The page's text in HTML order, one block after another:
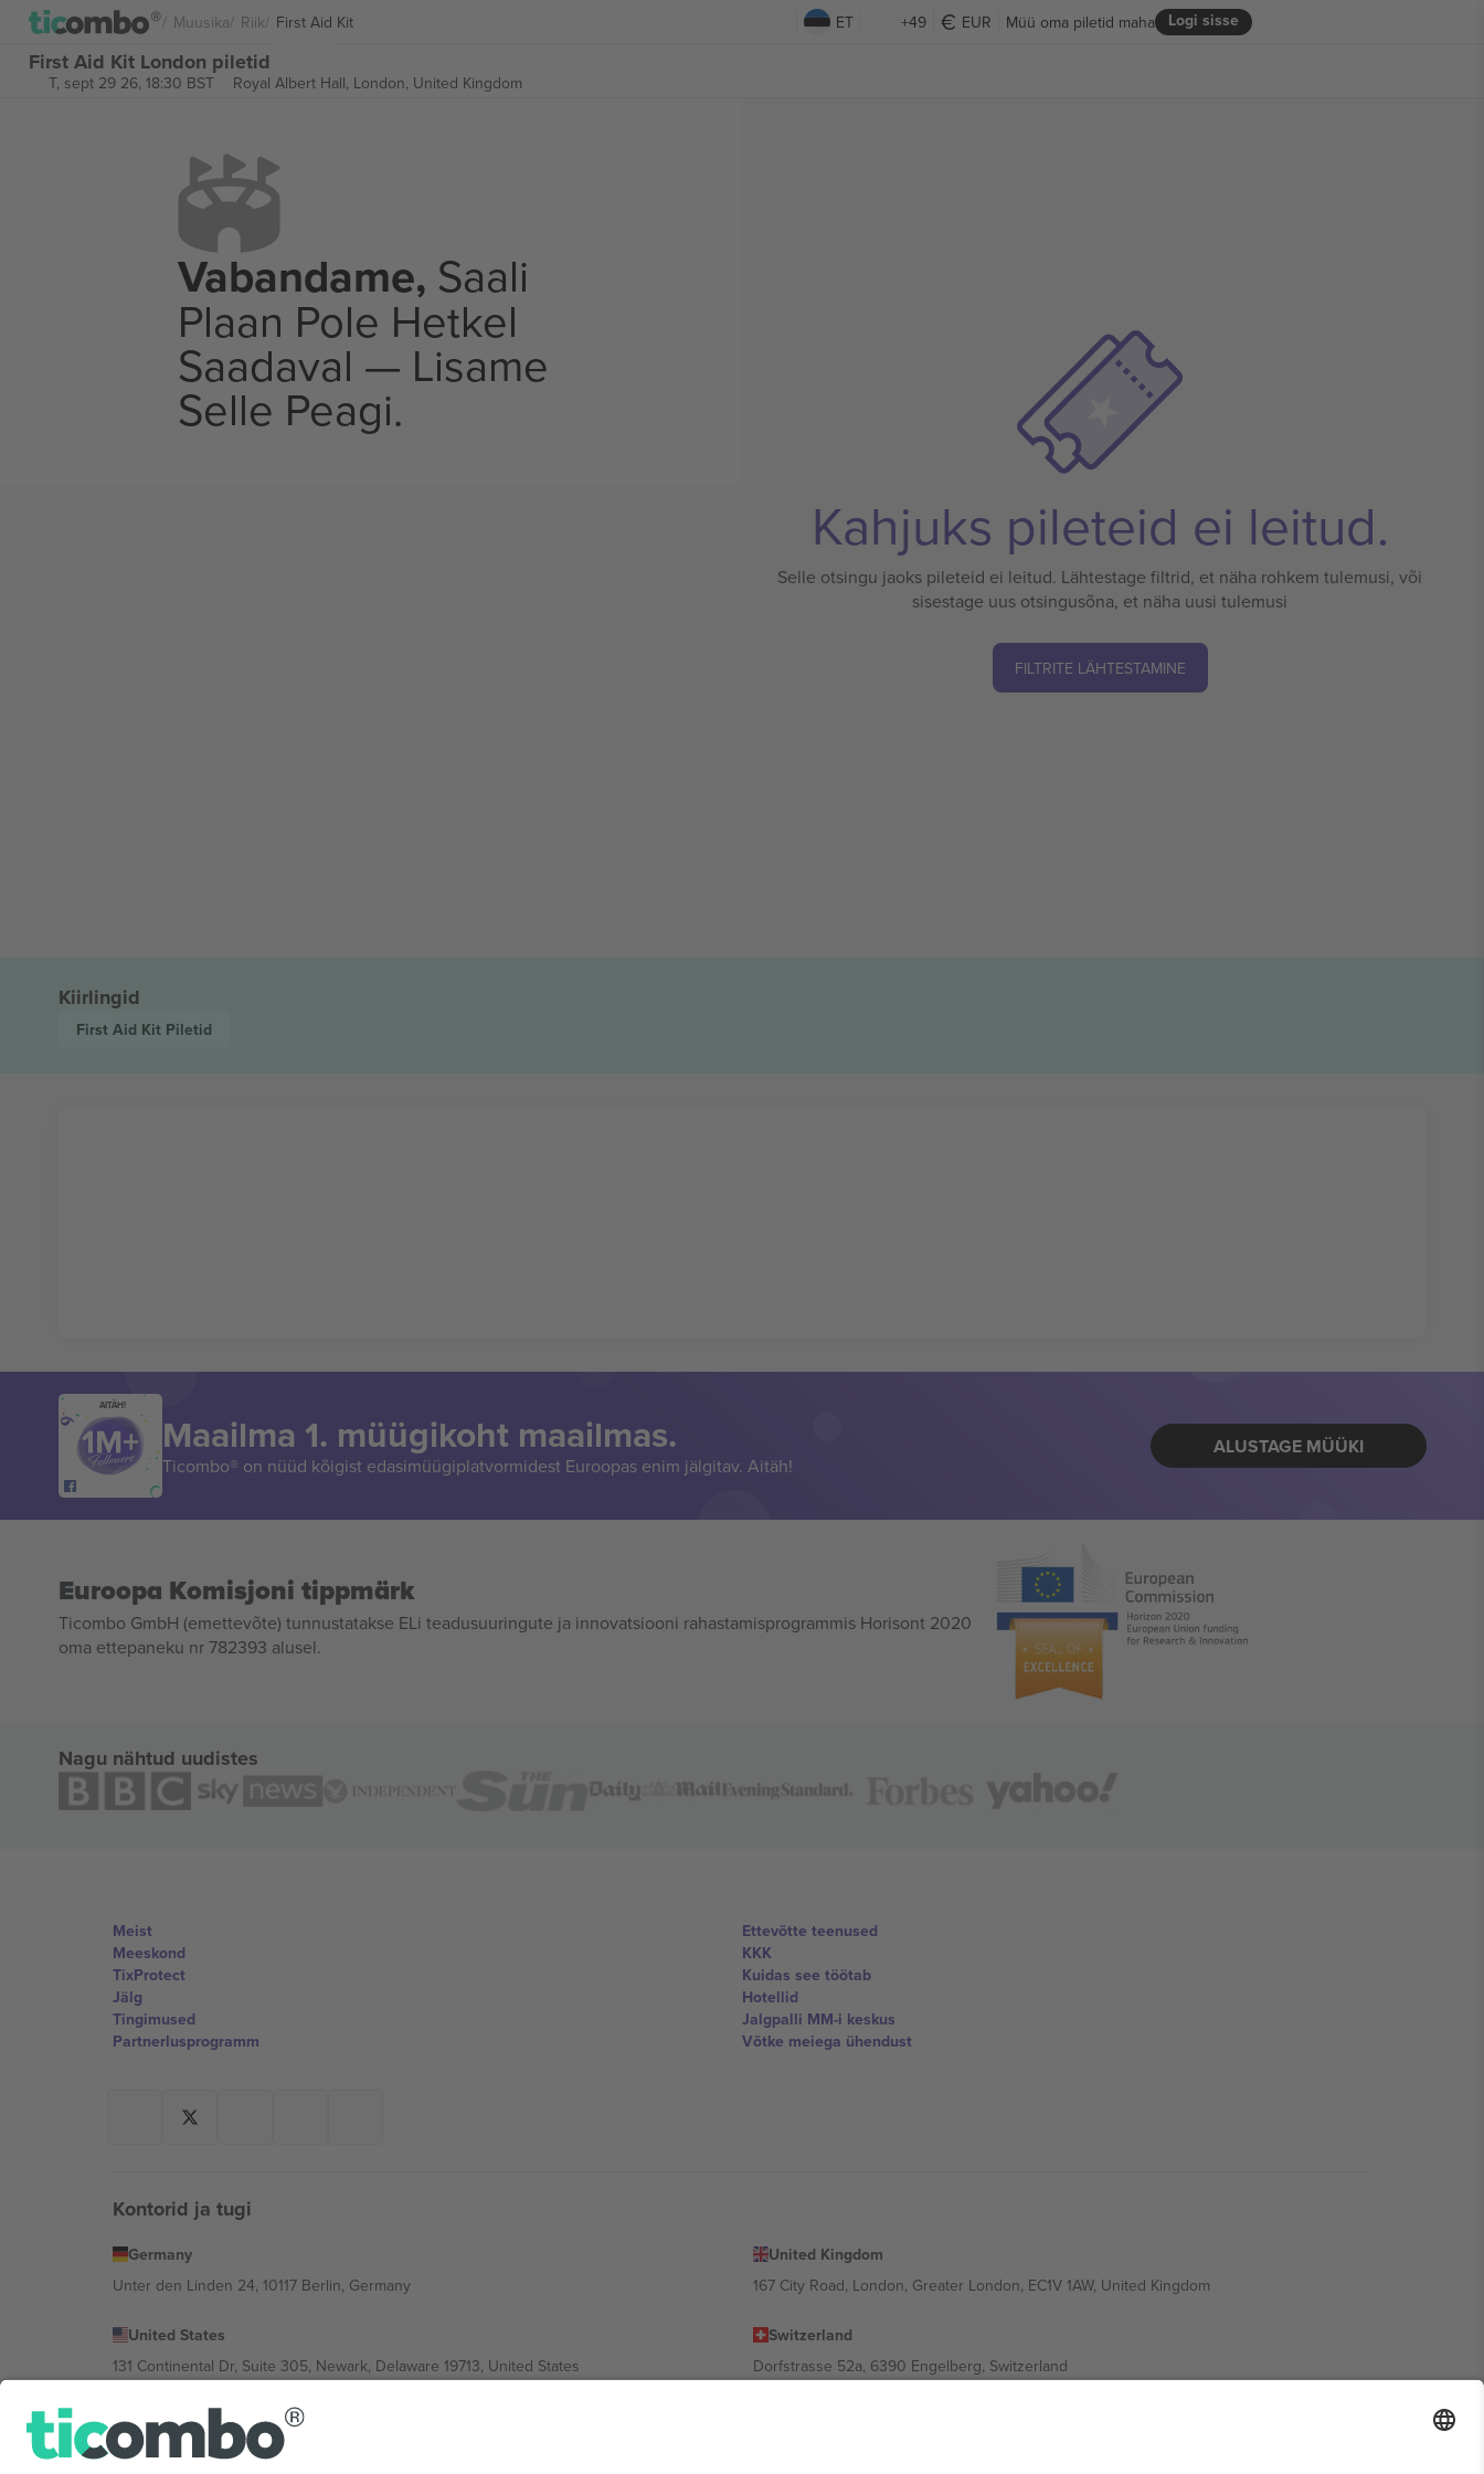
Muusika Riik First Aid Kit ET +49 EUR Logi sisse
Müü oma piletid maha
First Aid Kit London piletid
T, sept 29 26, 18:30 BST Royal Albert Hall, London, United Kingdom
Vabandame, Saali
Plaan Pole Hetkel
Saadaval — Lisame
Selle Peagi.
Kahjuks pileteid ei leitud.
Selle otsingu jaoks pileteid ei leitud. Lähtestage filtrid, et näha rohkem tulemusi, või
sisestage uus otsingusõna, et näha uusi tulemusi
FILTRITE LÄHTESTAMINE
Kiirlingid
First Aid Kit Piletid
AITÄH!
Maailma 1. müügikoht maailmas.
Ticombo® on nüüd kõigist edasimüügiplatvormidest Euroopas enim jälgitav. Aitäh!
ALUSTAGE MÜÜKI
Euroopa Komisjoni tippmärk
Ticombo GmbH (emettevõte) tunnustatakse ELi teadusuuringute ja innovatsiooni rahastamisprogrammis Horisont 2020
oma ettepaneku nr 782393 alusel.
Nagu nähtud uudistes
Meist
Meeskond
TixProtect
Jälg
Tingimused
Partnerlusprogramm
Ettevõtte teenused
KKK
Kuidas see töötab
Hotellid
Jalgpalli MM-i keskus
Võtke meiega ühendust
Kontorid ja tugi
Germany
Unter den Linden 24, 10117 Berlin, Germany
United Kingdom
167 City Road, London, Greater London, EC1V 1AW, United Kingdom
United States
131 Continental Dr, Suite 305, Newark, Delaware 19713, United States
Switzerland
Dorfstrasse 52a, 6390 Engelberg, Switzerland
Bulgaria
Regus Sofia City West, bul Totleben 53-55, 1606 Sofia, Bulgaria